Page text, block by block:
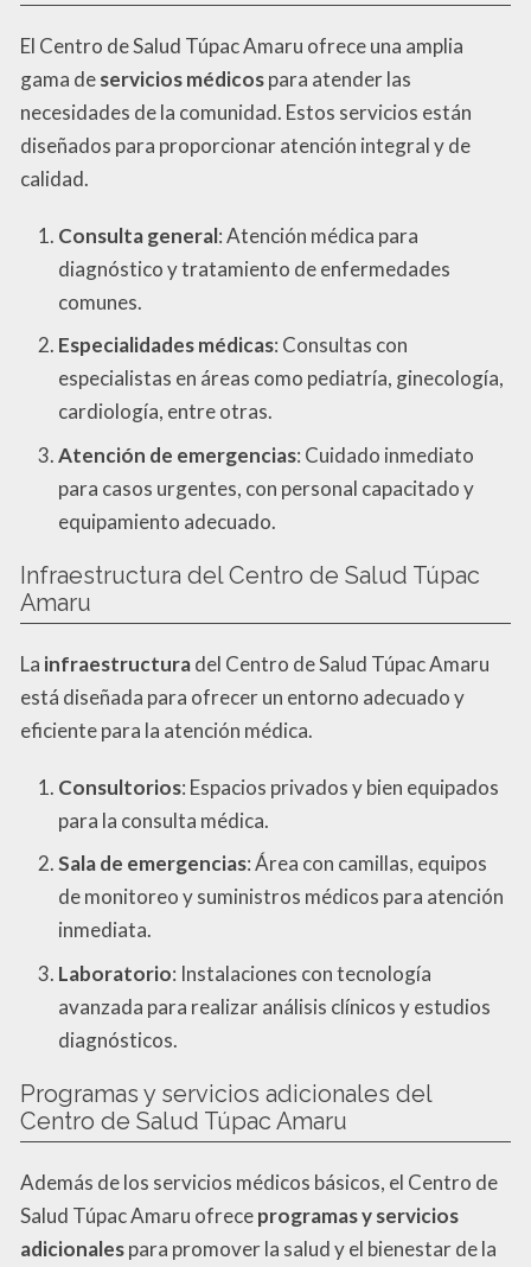
El Centro de Salud Túpac Amaru ofrece una amplia
gama deservicios médicospara atender las
necesidades de la comunidad. Estos servicios están
diseñados para proporcionar atención integral y de
calidad.
Consulta general: Atención médica para
diagnóstico y tratamiento de enfermedades
comunes.
Especialidades médicas: Consultas con
especialistas en áreas como pediatría, ginecología,
cardiología, entre otras.
Atención de emergencias: Cuidado inmediato
para casos urgentes, con personal capacitado y
equipamiento adecuado.
Infraestructura del Centro de Salud Túpac
Amaru
La infraestructuradel Centro de Salud Túpac Amaru
está diseñada para ofrecer un entorno adecuado y
eficiente para la atención médica.
Consultorios: Espacios privados y bien equipados
para la consulta médica.
Sala de emergencias: Área con camillas, equipos
de monitoreo y suministros médicos para atención
inmediata.
Laboratorio: Instalaciones con tecnología
avanzada para realizar análisis clínicos y estudios
diagnósticos.
Programas y servicios adicionales del
Centro de Salud Túpac Amaru
Además de los servicios médicos básicos, el Centro de
Salud Túpac Amaru ofreceprogramas y servicios
adicionalespara promover la salud y el bienestar de la